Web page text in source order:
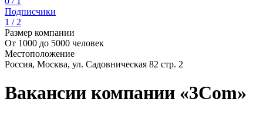
Подписчики
1 / 2
Размер компании
От 1000 до 5000 человек
Местоположение
Россия, Москва, ул. Садовническая 82 стр. 2
Вакансии компании «3Com»